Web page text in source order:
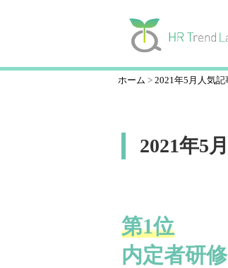
ホーム 2021年5月人気
2021年5
第1位
内定者研